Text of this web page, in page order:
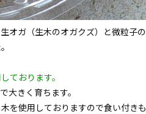
オガ（生木のオガクズ）と微粒子
ております。
大きく育ちます。
を使用しておりますので食い付き